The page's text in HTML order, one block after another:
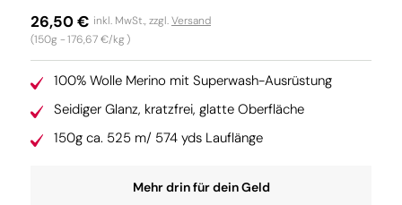
Normaler
Preis
26,50 €
(150g -Grundpreis
176,67 €/kg)
inkl. MwSt., zzgl.Versand
100% Wolle Merino mit Superwash-Ausrüstung
Seidiger Glanz, kratzfrei, glatte Oberfläche
150g ca. 525 m/ 574 yds Lauflänge
Mehr drin für dein Geld